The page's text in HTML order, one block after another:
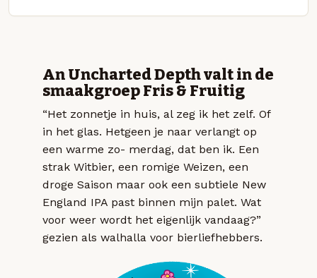
An Uncharted Depth valt in de
smaakgroep Fris & Fruitig
“Het zonnetje in huis, al zeg ik het zelf. Of
in het glas. Hetgeen je naar verlangt op
een warme zo- merdag, dat ben ik. Een
strak Witbier, een romige Weizen, een
droge Saison maar ook een subtiele New
England IPA past binnen mijn palet. Wat
voor weer wordt het eigenlijk vandaag?”
gezien als walhalla voor bierliefhebbers.